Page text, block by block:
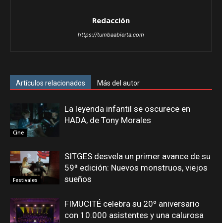
Redacción
https://tumbaabierta.com
Artículos relacionados Más del autor
Cine
La leyenda infantil se oscurece en
HADA, de Tony Morales
Festivales
SITGES desvela un primer avance de su
59ª edición: Nuevos monstruos, viejos
sueños
FIMUCITÉ celebra su 20º aniversario
con 10.000 asistentes y una calurosa